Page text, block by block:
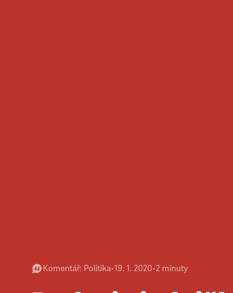
Komentář: Politika•19. 1. 2020•2 minuty